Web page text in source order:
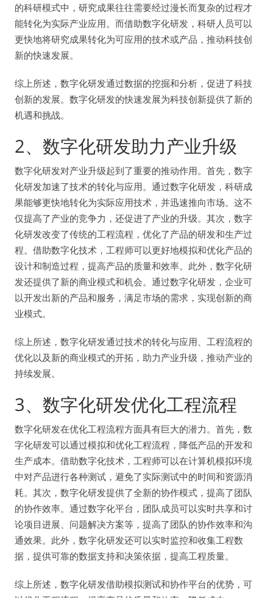
的科研模式中，研究成果往往需要经过漫长而复杂的过程才
能转化为实际产业应用。而借助数字化研发，科研人员可以
更快地将研究成果转化为可应用的技术或产品，推动科技创
新的快速发展。
综上所述，数字化研发通过数据的挖掘和分析，促进了科技
创新的发展。数字化研发的快速发展为科技创新提供了新的
机遇和挑战。
2、数字化研发助力产业升级
数字化研发对产业升级起到了重要的推动作用。首先，数字
化研发加速了技术的转化与应用。通过数字化研发，科研成
果能够更快地转化为实际应用技术，并迅速推向市场。这不
仅提高了产业的竞争力，还促进了产业的升级。其次，数字
化研发改变了传统的工程流程，优化了产品的研发和生产过
程。借助数字化技术，工程师可以更好地模拟和优化产品的
设计和制造过程，提高产品的质量和效率。此外，数字化研
发还提供了新的商业模式和机会。通过数字化研发，企业可
以开发出新的产品和服务，满足市场的需求，实现创新的商
业模式。
综上所述，数字化研发通过技术的转化与应用、工程流程的
优化以及新的商业模式的开拓，助力产业升级，推动产业的
持续发展。
3、数字化研发优化工程流程
数字化研发在优化工程流程方面具有巨大的潜力。首先，数
字化研发可以通过模拟和优化工程流程，降低产品的开发和
生产成本。借助数字化技术，工程师可以在计算机模拟环境
中对产品进行各种测试，避免了实际测试中的时间和资源消
耗。其次，数字化研发提供了全新的协作模式，提高了团队
的协作效率。通过数字化平台，团队成员可以实时共享和讨
论项目进展、问题解决方案等，提高了团队的协作效率和沟
通效果。此外，数字化研发还可以实时监控和收集工程数
据，提供可靠的数据支持和决策依据，提高工程质量。
综上所述，数字化研发借助模拟测试和协作平台的优势，可